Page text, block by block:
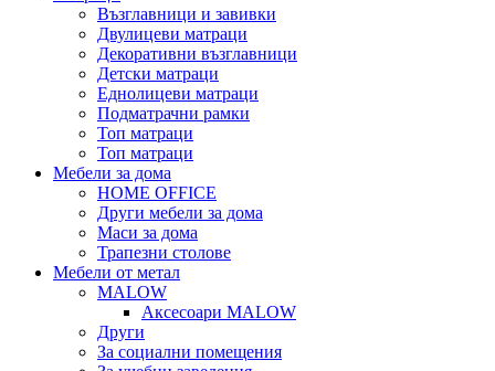
Възглавници и завивки
Двулицеви матраци
Декоративни възглавници
Детски матраци
Еднолицеви матраци
Подматрачни рамки
Топ матраци
Топ матраци
Мебели за дома
HOME OFFICE
Други мебели за дома
Маси за дома
Трапезни столове
Мебели от метал
MALOW
Аксесоари MALOW
Други
За социални помещения